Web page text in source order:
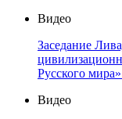
Видео
Заседание
Русского
Видео